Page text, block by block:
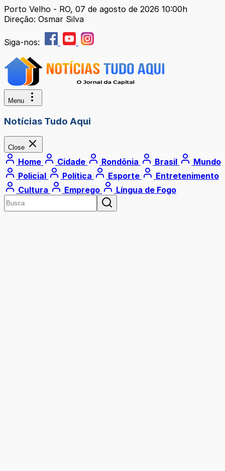
Porto Velho - RO, 07 de agosto de 2026 10:00h
Direção: Osmar Silva
Siga-nos:
Menu
Notícias Tudo Aqui
Close
Home Cidade Rondônia Brasil
Mundo
Policial
Política Esporte
Entretenimento
Cultura
Emprego Língua de Fogo